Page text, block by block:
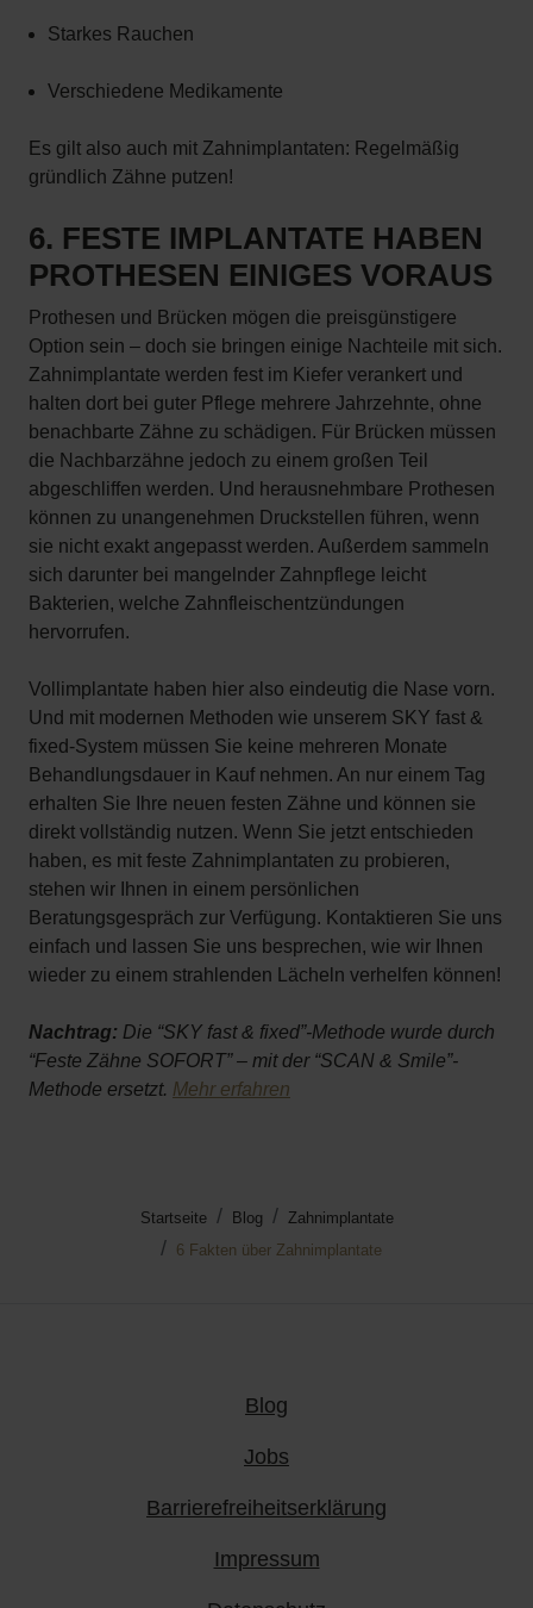
Starkes Rauchen
Verschiedene Medikamente
Es gilt also auch mit Zahnimplantaten: Regelmäßig
gründlich Zähne putzen!
6. FESTE IMPLANTATE HABEN
PROTHESEN EINIGES VORAUS
Prothesen und Brücken mögen die preisgünstigere
Option sein – doch sie bringen einige Nachteile mit sich.
Zahnimplantate werden fest im Kiefer verankert und
halten dort bei guter Pflege mehrere Jahrzehnte, ohne
benachbarte Zähne zu schädigen. Für Brücken müssen
die Nachbarzähne jedoch zu einem großen Teil
abgeschliffen werden. Und herausnehmbare Prothesen
können zu unangenehmen Druckstellen führen, wenn
sie nicht exakt angepasst werden. Außerdem sammeln
sich darunter bei mangelnder Zahnpflege leicht
Bakterien, welche Zahnfleischentzündungen
hervorrufen.
Vollimplantate haben hier also eindeutig die Nase vorn.
Und mit modernen Methoden wie unserem SKY fast &
fixed-System müssen Sie keine mehreren Monate
Behandlungsdauer in Kauf nehmen. An nur einem Tag
erhalten Sie Ihre neuen festen Zähne und können sie
direkt vollständig nutzen. Wenn Sie jetzt entschieden
haben, es mit feste Zahnimplantaten zu probieren,
stehen wir Ihnen in einem persönlichen
Beratungsgespräch zur Verfügung. Kontaktieren Sie uns
einfach und lassen Sie uns besprechen, wie wir Ihnen
wieder zu einem strahlenden Lächeln verhelfen können!
Nachtrag: Die “SKY fast & fixed”-Methode wurde durch
“Feste Zähne SOFORT” – mit der “SCAN & Smile”-
Methode ersetzt. Mehr erfahren
Startseite Blog
Zahnimplantate
6 Fakten über Zahnimplantate
Blog
Jobs
Barrierefreiheitserklärung
Impressum